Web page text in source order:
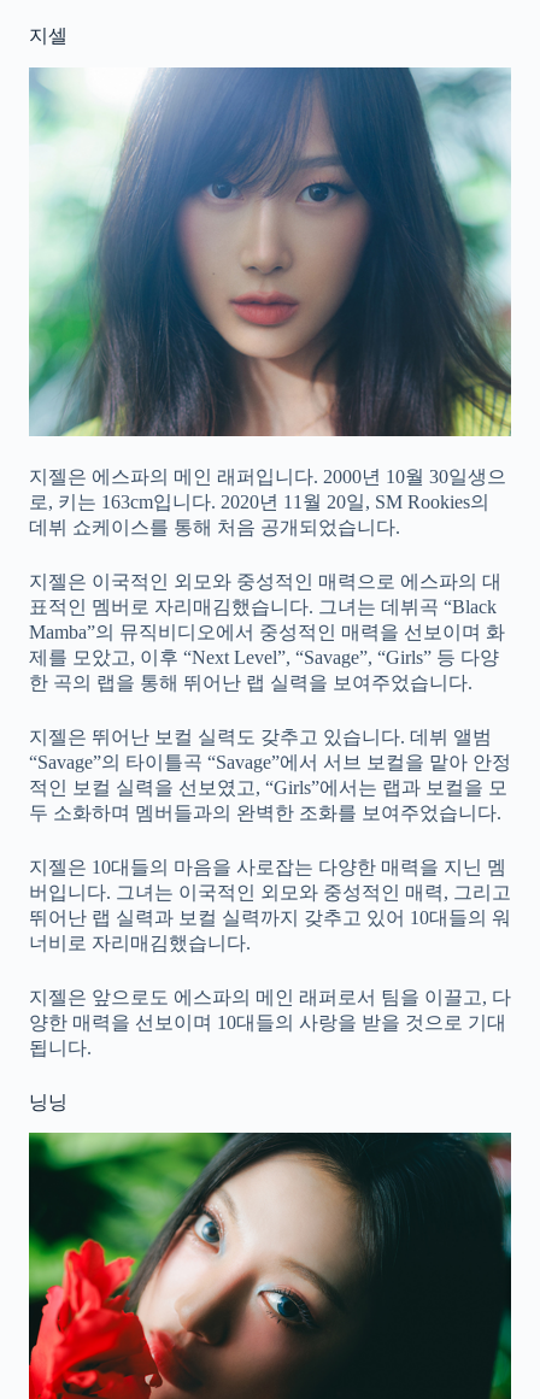
지셀
지젤은 에스파의 메인 래퍼입니다. 2000년 10월 30일생으
로, 키는 163cm입니다. 2020년 11월 20일, SM Rookies의
데뷔 쇼케이스를 통해 처음 공개되었습니다.
지젤은 이국적인 외모와 중성적인 매력으로 에스파의 대
표적인 멤버로 자리매김했습니다. 그녀는 데뷔곡 “Black
Mamba”의 뮤직비디오에서 중성적인 매력을 선보이며 화
제를 모았고, 이후 “Next Level”, “Savage”, “Girls” 등 다양
한 곡의 랩을 통해 뛰어난 랩 실력을 보여주었습니다.
지젤은 뛰어난 보컬 실력도 갖추고 있습니다. 데뷔 앨범
“Savage”의 타이틀곡 “Savage”에서 서브 보컬을 맡아 안정
적인 보컬 실력을 선보였고, “Girls”에서는 랩과 보컬을 모
두 소화하며 멤버들과의 완벽한 조화를 보여주었습니다.
지젤은 10대들의 마음을 사로잡는 다양한 매력을 지닌 멤
버입니다. 그녀는 이국적인 외모와 중성적인 매력, 그리고
뛰어난 랩 실력과 보컬 실력까지 갖추고 있어 10대들의 워
너비로 자리매김했습니다.
지젤은 앞으로도 에스파의 메인 래퍼로서 팀을 이끌고, 다
양한 매력을 선보이며 10대들의 사랑을 받을 것으로 기대
됩니다.
닝닝